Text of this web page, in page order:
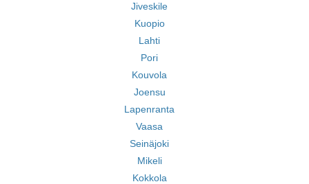
Jiveskile
Kuopio
Lahti
Pori
Kouvola
Joensu
Lapenranta
Vaasa
Seinäjoki
Mikeli
Kokkola